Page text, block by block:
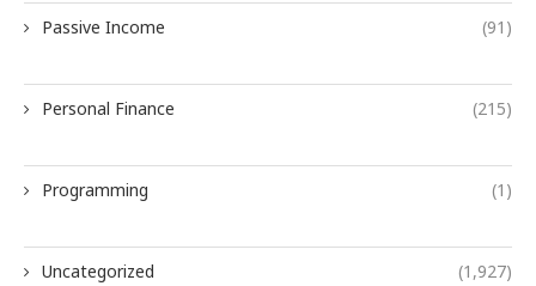
Passive Income (91)
Personal Finance (215)
Programming (1)
Uncategorized (1,927)